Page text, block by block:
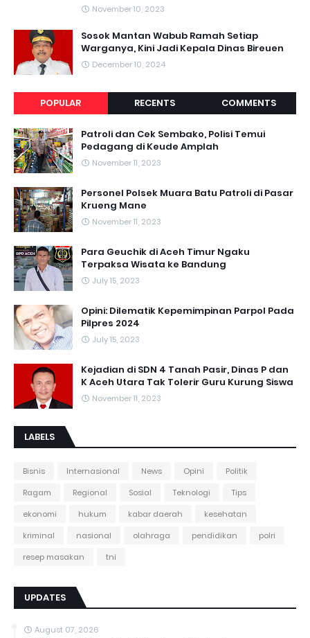
November 10, 2023
Sosok Mantan Wabub Ramah Setiap
Warganya, Kini Jadi Kepala Dinas Bireuen
December 10, 2024
POPULAR RECENTS COMMENTS
Patroli dan Cek Sembako, Polisi Temui
Pedagang di Keude Amplah
November 11, 2023
Personel Polsek Muara Batu Patroli di Pasar
Krueng Mane
November 11, 2023
Para Geuchik di Aceh Timur Ngaku
Terpaksa Wisata ke Bandung
July 15, 2023
Opini: Dilematik Kepemimpinan Parpol Pada
Pilpres 2024
July 15, 2023
Kejadian di SDN 4 Tanah Pasir, Dinas P dan
K Aceh Utara Tak Tolerir Guru Kurung Siswa
November 11, 2023
LABELS
Bisnis Internasional News Opini
Politik
Ragam
Regional Sosial Teknologi
Tips
ekonomi
hukum kabar daerah
kesehatan
kriminal
nasional olahraga pendidikan
polri
resep masakan
tni
UPDATES
August 07, 2026